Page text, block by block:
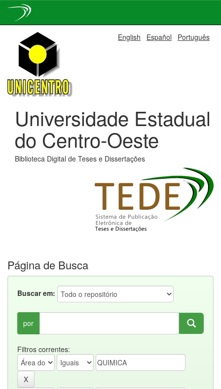
navigation
English Español Português
Universidade Estadual
do Centro-Oeste
Biblioteca Digital de Teses e Dissertações
Página de Busca
Buscar em:
por
Filtros correntes: